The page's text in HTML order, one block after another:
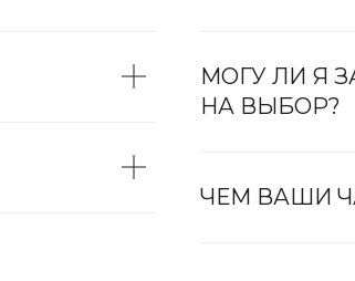
МОГУ ЛИ Я
НА ВЫБОР?
ЧЕМ ВАШИ